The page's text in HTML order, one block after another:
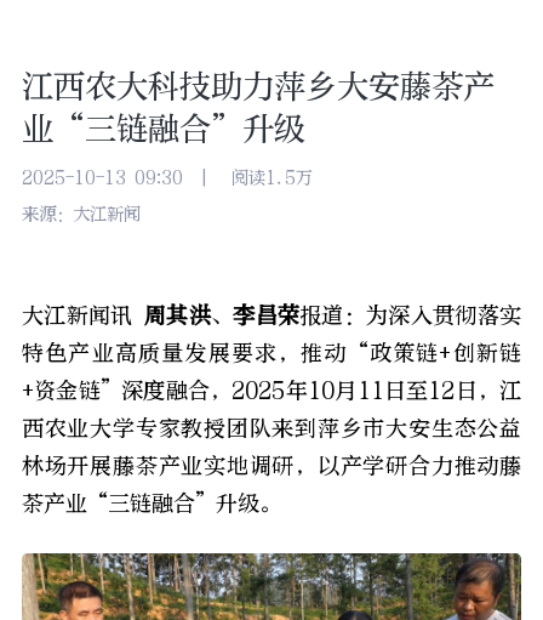
江西农大科技助力萍乡大安藤茶产
业“三链融合”升级
2025-10-13 09:30
阅读1.5万
来源：大江新闻
大江新闻讯 周其洪、李昌荣报道：为深入贯彻落实
特色产业高质量发展要求，推动“政策链+创新链
+资金链”深度融合，2025年10月11日至12日，江
西农业大学专家教授团队来到萍乡市大安生态公益
林场开展藤茶产业实地调研，以产学研合力推动藤
茶产业“三链融合”升级。